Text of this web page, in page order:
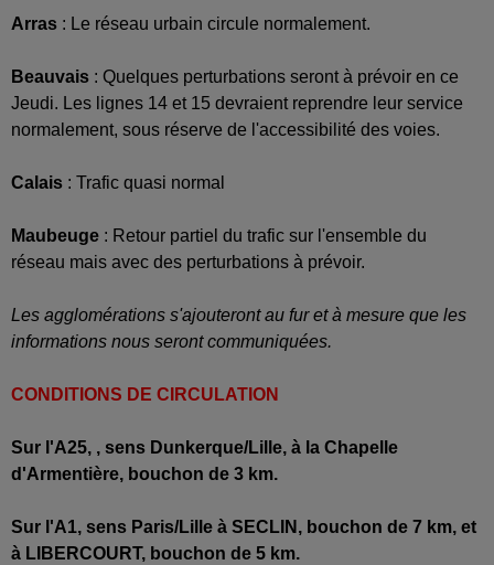
Arras : Le réseau urbain circule normalement.
Beauvais : Quelques perturbations seront à prévoir en ce
Jeudi. Les lignes 14 et 15 devraient reprendre leur service
normalement, sous réserve de l'accessibilité des voies.
Calais : Trafic quasi normal
Maubeuge : Retour partiel du trafic sur l'ensemble du
réseau mais avec des perturbations à prévoir.
Les agglomérations s'ajouteront au fur et à mesure que les
informations nous seront communiquées.
CONDITIONS DE CIRCULATION
Sur l'A25, , sens Dunkerque/Lille, à la Chapelle
d'Armentière, bouchon de 3 km.
Sur l'A1, sens Paris/Lille à SECLIN, bouchon de 7 km, et
à LIBERCOURT, bouchon de 5 km.